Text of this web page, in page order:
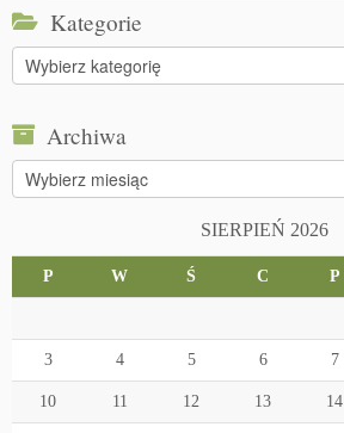
Kategorie
Kategorie
Archiwa
Archiwa
SIERPIEŃ 2026
P W Ś C P
3 4 5 6 7
10 11 12 13 14